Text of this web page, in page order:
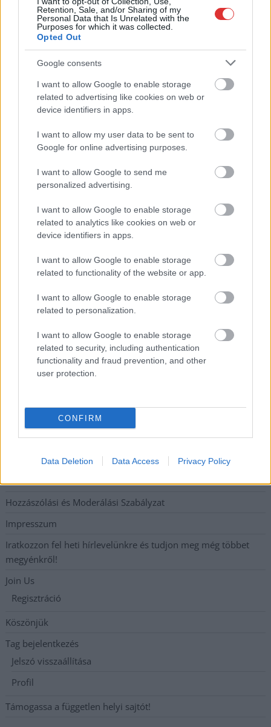
Retention, Sale, and/or Sharing of my
Personal Data that Is Unrelated with the
Purposes for which it was collected.
Opted Out
Google consents
I want to allow Google to enable storage
related to advertising like cookies on web or
device identifiers in apps.
I want to allow my user data to be sent to
Google for online advertising purposes.
I want to allow Google to send me
personalized advertising.
I want to allow Google to enable storage
related to analytics like cookies on web or
device identifiers in apps.
I want to allow Google to enable storage
related to functionality of the website or app.
I want to allow Google to enable storage
related to personalization.
I want to allow Google to enable storage
related to security, including authentication
functionality and fraud prevention, and other
user protection.
CONFIRM
Data Deletion Data Access Privacy Policy
Ilyenek eddig a tapasztalatok a vendégektől – a hőhullám
miatt ingyenes a strandolás Szolnokon
Nem biztató: a hétvégi kisebb felfrissülés után jövő héten
fokokkal
Közzétették a szakértői állásfoglalást, a Fiumei úti fák
A MÚOSZ sajtódíjának második helyét nyerte el a Borsod24 és
Tánccal, zeneszóval és vásárral telik meg Jászberény, indul a
Meghosszabbított hőségriasztás és vízkorlátozások, a
mezőtúri kórházban leállt a klíma
Átszervezi működését az osztrák óriáscég, Szolnok is érintett
Tragédiába torkollott a segítségnyújtás elmulasztása, három
Hatalmas lángok csaptak fel Szolnokon
Vízitraffipax a Tisza-tavon: mostantól senki sem úszhatja meg
a száguldozást
Szolnokra is megérkezik a nyár eddigi legkeményebb napja
Elérhetőség
Adatkezelési tájékoztató
Etikai és függetlenségi alapelvek
Hirdetési árak
Hozzászólási és Moderálási Szabályzat
Impresszum
Iratkozzon fel heti hírlevelünkre és tudjon meg még többet
megyénkről!
Join Us
Regisztráció
Köszönjük
Tag bejelentkezés
Jelszó visszaállítása
Profil
Támogassa a független helyi sajtót!